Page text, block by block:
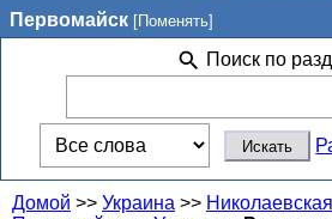
Первомайск [Поменять]
Поиск по
Домой >> Украина >>